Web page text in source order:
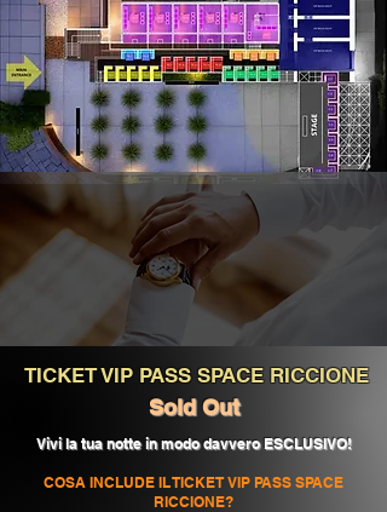
TICKET VIP PASS SPACE RICCIONE
Sold Out
Vivi la tua notte in modo davvero ESCLUSIVO!
COSA INCLUDE IL TICKET VIP PASS SPACE
RICCIONE?